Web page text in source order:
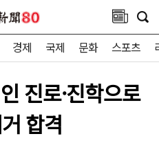
경제 국제 문화 스포츠
진로·진학으로
합격